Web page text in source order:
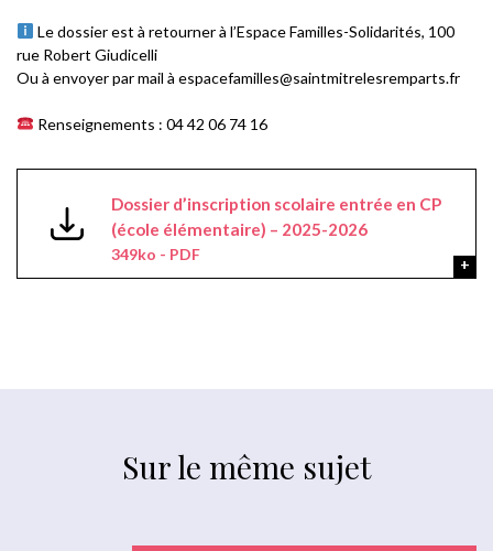
Le dossier est à retourner à l’Espace Familles-Solidarités, 100
rue Robert Giudicelli
Ou à envoyer par mail à espacefamilles@saintmitrelesremparts.fr
Renseignements : 04 42 06 74 16
Dossier d’inscription scolaire entrée en CP
(école élémentaire) – 2025-2026
349ko - PDF
Sur le même sujet